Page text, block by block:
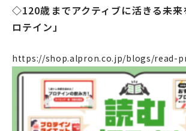
◇120歳までアクティブに活きる未来
ロテイン」
https://shop.alpron.co.jp/blogs/read-